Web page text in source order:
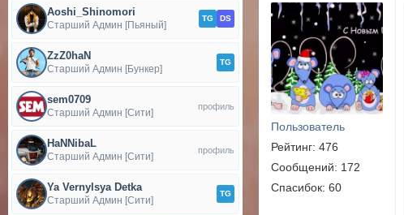
Aoshi_Shinomori
Старший Админ [Пьяный]
TG DS
ZzZ0haN
Старший Админ [Бункер]
TG
sem0709
Старший Админ [Сити]
профиль
HaNNibaL
Старший Админ [Сити]
профиль
Ya Vernylsya Detka
Старший Админ [Сити]
TG
Пользователь
Рейтинг: 476
Сообщений: 172
Спасибок: 60